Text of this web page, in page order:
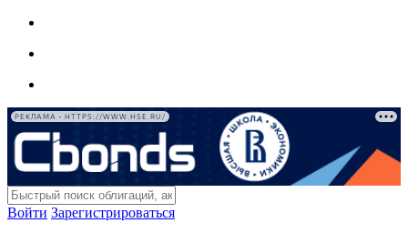
РЕКЛАМА • HTTPS://WWW.HSE.RU/
Войти Зарегистрироваться